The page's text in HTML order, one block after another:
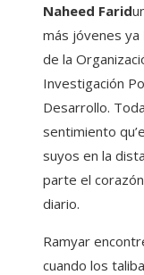
Naheed Farid
más jóvenes ya
de la
Investigación
Desarrollo.
sentimiento
suyos en la
parte el
diario.
Ramyar
cuando los